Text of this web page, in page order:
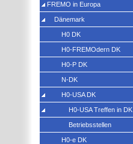
FREMO in Europa
Dänemark
H0 DK
H0-FREMOdern DK
H0-P DK
N-DK
H0-USA DK
H0-USA Treffen in DK
Betriebsstellen
H0-e DK